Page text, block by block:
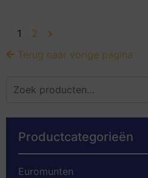
1 2
Terug naar vorige pagina
Productcategorieën
Euromunten